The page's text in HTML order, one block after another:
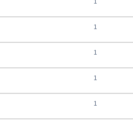
1
1
1
1
1